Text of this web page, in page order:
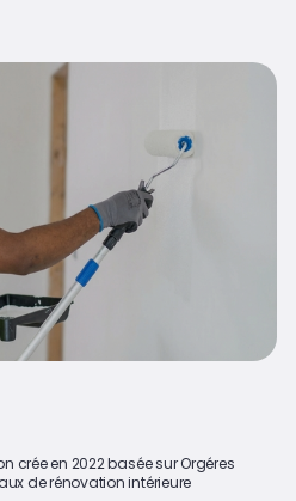
crée en 2022 basée sur Orgéres
de rénovation intérieure